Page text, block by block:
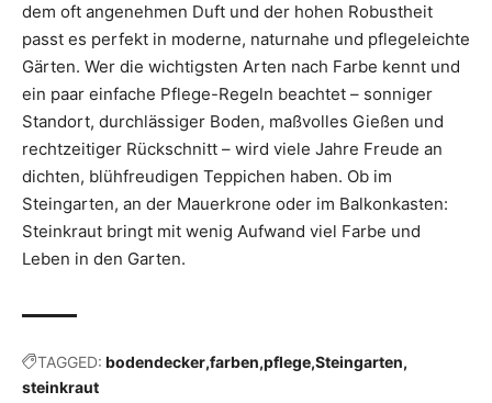
dem oft angenehmen Duft und der hohen Robustheit
passt es perfekt in moderne, naturnahe und pflegeleichte
Gärten. Wer die wichtigsten Arten nach Farbe kennt und
ein paar einfache Pflege-Regeln beachtet – sonniger
Standort, durchlässiger Boden, maßvolles Gießen und
rechtzeitiger Rückschnitt – wird viele Jahre Freude an
dichten, blühfreudigen Teppichen haben. Ob im
Steingarten, an der Mauerkrone oder im Balkonkasten:
Steinkraut bringt mit wenig Aufwand viel Farbe und
Leben in den Garten.
TAGGED: bodendecker farben pflege Steingarten
steinkraut